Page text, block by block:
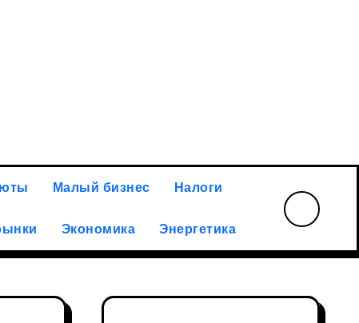
Ракитин: российская золотодобывающая отрасль
Малый бизнес Налоги
Экономика Энергетика